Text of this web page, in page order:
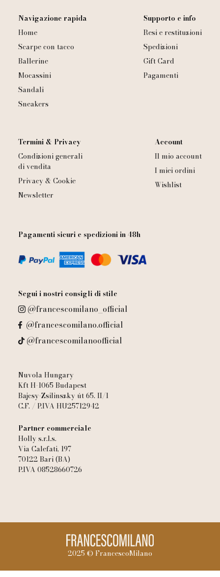
Nuvola Hungary
Kft H-1065 Budapest
Bajcsy-Zsilinszky út 65. II/1
C.F. / P.IVA HU25712942
Partner commerciale
Holly s.r.l.s.
Via Calefati, 197
70122 Bari (BA)
P.IVA 08528660726
Navigazione rapida
Home
Scarpe con tacco
Ballerine
Mocassini
Sandali
Sneakers
Supporto e info
Resi e restituzioni
Spedizioni
Gift Card
Pagamenti
Termini & Privacy
Condizioni generali
di vendita
Privacy & Cookie
Newsletter
Account
Il mio account
I miei ordini
Wishlist
Pagamenti sicuri e spedizioni in 48h
Segui i nostri consigli di stile
@francescomilano_official
@francescomilano.official
@francescomilanoofficial
2025 © FrancescoMilano